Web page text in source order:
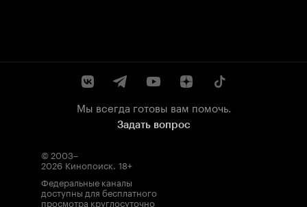
Мы всегда готовы вам помочь.
Задать вопрос
© 2003–
2026 Кинопоиск. 18+
Федеральные каналы
доступны для бесплатного
просмотра круглосуточно